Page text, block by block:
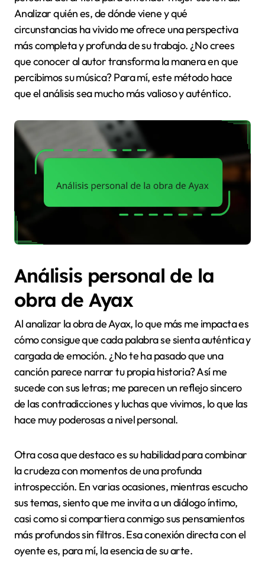
Analizar quién es, de dónde viene y qué
circunstancias ha vivido me ofrece una perspectiva
más completa y profunda de su trabajo. ¿No crees
que conocer al autor transforma la manera en que
percibimos su música? Para mí, este método hace
que el análisis sea mucho más valioso y auténtico.
Análisis personal de la
obra de Ayax
Al analizar la obra de Ayax, lo que más me impacta es
cómo consigue que cada palabra se sienta auténtica y
cargada de emoción. ¿No te ha pasado que una
canción parece narrar tu propia historia? Así me
sucede con sus letras; me parecen un reflejo sincero
de las contradicciones y luchas que vivimos, lo que las
hace muy poderosas a nivel personal.
Otra cosa que destaco es su habilidad para combinar
la crudeza con momentos de una profunda
introspección. En varias ocasiones, mientras escucho
sus temas, siento que me invita a un diálogo íntimo,
casi como si compartiera conmigo sus pensamientos
más profundos sin filtros. Esa conexión directa con el
oyente es, para mí, la esencia de su arte.